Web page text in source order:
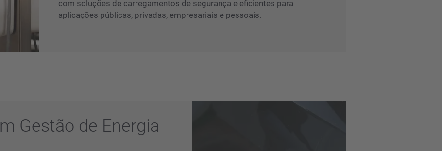
com soluções de carregamentos de segurança e eficientes para
aplicações públicas, privadas, empresariais e pessoais.
Gestão de Energia